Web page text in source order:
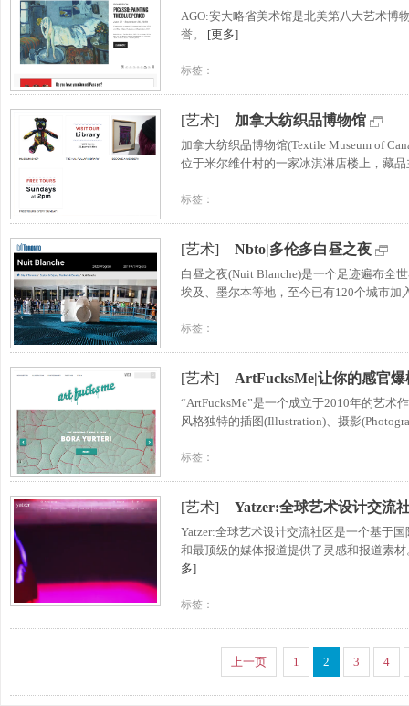
AGO:安大略省美术馆是北美第八大艺术博
誉。 [更多]
标签：
[艺术] | 加拿大纺织品博物馆
加拿大纺织品博物馆(Textile Museum of
位于米尔维什村的一家冰淇淋店楼上，藏
标签：
[艺术] | Nbto|多伦多白昼之夜
白昼之夜(Nuit Blanche)是一个足迹遍布全
埃及、墨尔本等地，至今已有120个城市
标签：
[艺术] | ArtFucksMe|让你的感官爆
“ArtFucksMe”是一个成立于2010年的艺术
风格独特的插图(Illustration)、摄影
标签：
[艺术] | Yatzer:全球艺术设计交流
Yatzer:全球艺术设计交流社区是一个基于
和最顶级的媒体报道提供了灵感和报道素
多]
标签：
上一页 1 2 3 4